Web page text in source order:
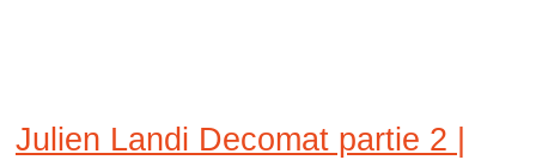
Julien Landi Decomat partie 2 |